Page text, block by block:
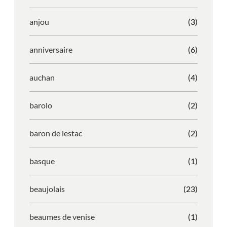
anjou (3)
anniversaire (6)
auchan (4)
barolo (2)
baron de lestac (2)
basque (1)
beaujolais (23)
beaumes de venise (1)